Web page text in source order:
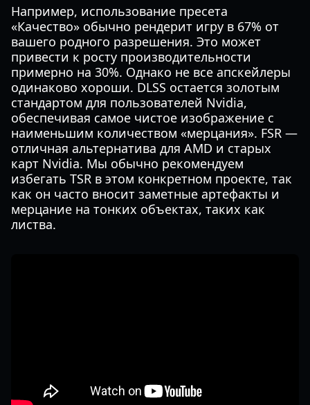
Например, использование пресета
«Качество» обычно рендерит игру в 67% от
вашего родного разрешения. Это может
привести к росту производительности
примерно на 30%. Однако не все апскейлеры
одинаково хороши. DLSS остается золотым
стандартом для пользователей Nvidia,
обеспечивая самое чистое изображение с
наименьшим количеством «мерцания». FSR —
отличная альтернатива для AMD и старых
карт Nvidia. Мы обычно рекомендуем
избегать TSR в этом конкретном проекте, так
как он часто вносит заметные артефакты и
мерцание на тонких объектах, таких как
листва.